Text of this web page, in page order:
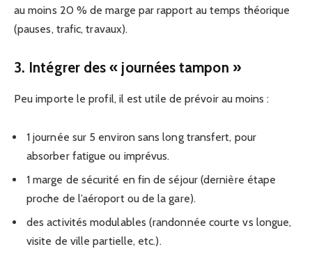
au moins 20 % de marge par rapport au temps théorique
(pauses, trafic, travaux).
3. Intégrer des « journées tampon »
Peu importe le profil, il est utile de prévoir au moins :
1 journée sur 5 environ sans long transfert, pour
absorber fatigue ou imprévus.
1 marge de sécurité en fin de séjour (dernière étape
proche de l’aéroport ou de la gare).
des activités modulables (randonnée courte vs longue,
visite de ville partielle, etc.).